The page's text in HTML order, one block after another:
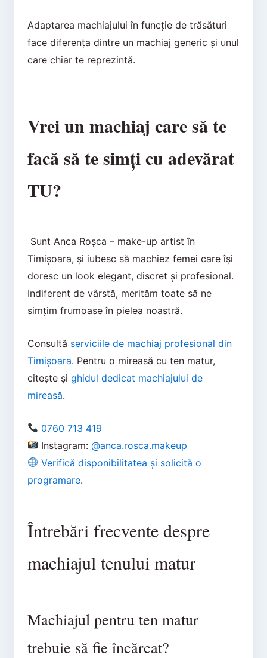
Adaptarea machiajului în funcție de trăsături
face diferența dintre un machiaj generic și unul
care chiar te reprezintă.
Vrei un machiaj care să te
facă să te simți cu adevărat
TU?
Sunt Anca Roșca – make-up artist în
Timișoara, și iubesc să machiez femei care își
doresc un look elegant, discret și profesional.
Indiferent de vârstă, merităm toate să ne
simțim frumoase în pielea noastră.
Consultă serviciile de machiaj profesional din
Timișoara. Pentru o mireasă cu ten matur,
citește și ghidul dedicat machiajului de
mireasă.
0760 713 419
Instagram:@anca.rosca.makeup
Verifică disponibilitatea și solicită o
programare.
Întrebări frecvente despre
machiajul tenului matur
Machiajul pentru ten matur
trebuie să fie încărcat?